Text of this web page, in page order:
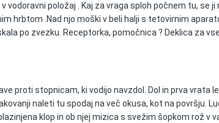
vodoravni položaj . Kaj za vraga sploh počnem tu, se
hrbtom .Nad njo moški v beli halji s tetovirnim
po zvezku. Receptorka, pomočnica ? Deklica za
proti stopnicam, ki vodijo navzdol. Dol in prva vrata
naleti tu spodaj na več okusa, kot na površju.
klop in ob njej mizica s svežim šopkom rož v